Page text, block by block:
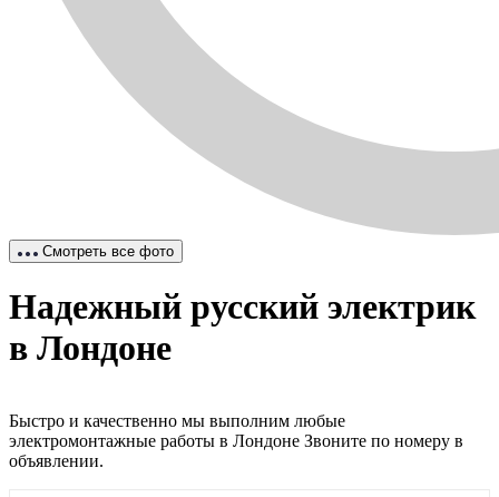
Смотреть все фото
Надежный русский электрик
в Лондоне
Быстро и качественно мы выполним любые
электромонтажные работы в Лондоне Звоните по номеру в
объявлении.